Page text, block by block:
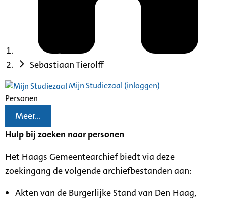
Sebastiaan Tierolff
Mijn Studiezaal (inloggen)
Personen
Meer...
Hulp bij zoeken naar personen
Het Haags Gemeentearchief biedt via deze
zoekingang de volgende archiefbestanden aan:
Akten van de Burgerlijke Stand van Den Haag,